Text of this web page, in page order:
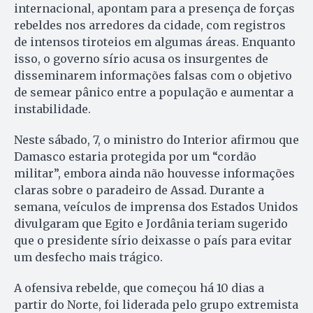
internacional, apontam para a presença de forças
rebeldes nos arredores da cidade, com registros
de intensos tiroteios em algumas áreas. Enquanto
isso, o governo sírio acusa os insurgentes de
disseminarem informações falsas com o objetivo
de semear pânico entre a população e aumentar a
instabilidade.
Neste sábado, 7, o ministro do Interior afirmou que
Damasco estaria protegida por um “cordão
militar”, embora ainda não houvesse informações
claras sobre o paradeiro de Assad. Durante a
semana, veículos de imprensa dos Estados Unidos
divulgaram que Egito e Jordânia teriam sugerido
que o presidente sírio deixasse o país para evitar
um desfecho mais trágico.
A ofensiva rebelde, que começou há 10 dias a
partir do Norte, foi liderada pelo grupo extremista